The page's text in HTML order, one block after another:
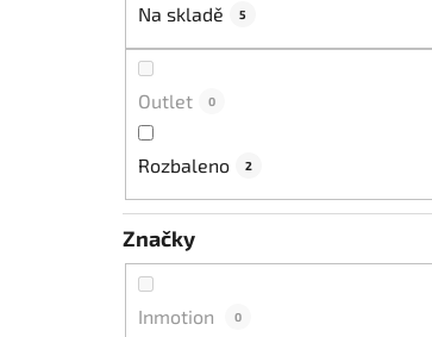
Na skladě 5
Outlet 0
Rozbaleno 2
Značky
Inmotion 0